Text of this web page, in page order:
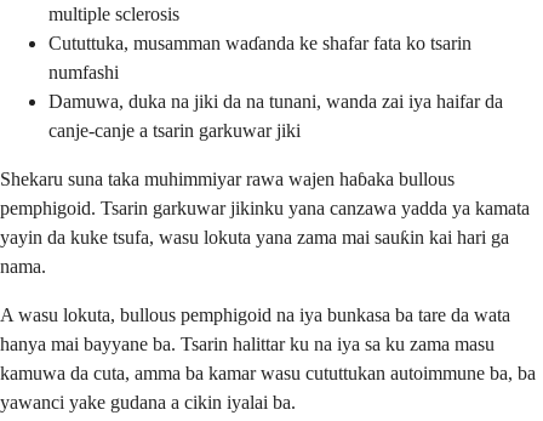
multiple sclerosis
Cututtuka, musamman waɗanda ke shafar fata ko tsarin
numfashi
Damuwa, duka na jiki da na tunani, wanda zai iya haifar da
canje-canje a tsarin garkuwar jiki
Shekaru suna taka muhimmiyar rawa wajen haɓaka bullous
pemphigoid. Tsarin garkuwar jikinku yana canzawa yadda ya kamata
yayin da kuke tsufa, wasu lokuta yana zama mai sauƙin kai hari ga
nama.
A wasu lokuta, bullous pemphigoid na iya bunkasa ba tare da wata
hanya mai bayyane ba. Tsarin halittar ku na iya sa ku zama masu
kamuwa da cuta, amma ba kamar wasu cututtukan autoimmune ba, ba
yawanci yake gudana a cikin iyalai ba.